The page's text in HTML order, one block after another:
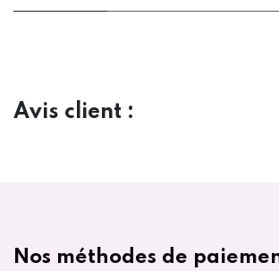
Avis client :
Nos méthodes de